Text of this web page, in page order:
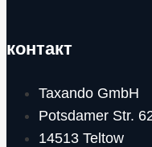
контакт
Taxando GmbH
Potsdamer Str.
14513 Teltow